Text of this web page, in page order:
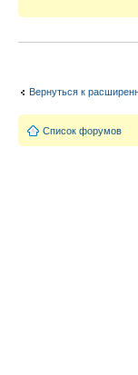
Вернуться к
Список форумов